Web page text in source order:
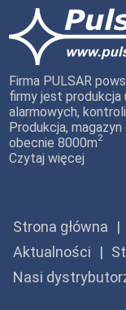
Firma PULSAR
firmy jest produkcja
alarmowych,
Produkcja,
obecnie 8000m2
Czytaj więcej
Strona główna
Aktualności
Nasi